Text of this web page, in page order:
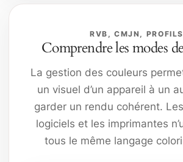
RVB, CMJN, PROFILS
Comprendre les modes
La gestion des couleurs
un visuel d’un appareil à un
garder un rendu cohérent.
logiciels et les imprimantes
tous le même langage